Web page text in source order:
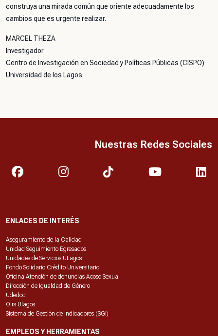
construya una mirada común que oriente adecuadamente los
cambios que es urgente realizar.
MARCEL THEZA
Investigador
Centro de Investigación en Sociedad y Políticas Públicas (CISPO)
Universidad de los Lagos
ENLACES DE INTERÉS
Aseguramiento de la Calidad
Unidad Seguimiento Egresados
Unidades de Servicios ULagos
Fondo Solidario Crédito Universitario
Oficina Atención de denuncias Acoso Sexual
Dirección de Igualdad de Género
Udedoc
Oirs Ulagos
Sistema de Gestión de Indicadores (SGI)
EMPLEOS Y HERRAMIENTAS
Nuestras Redes Sociales